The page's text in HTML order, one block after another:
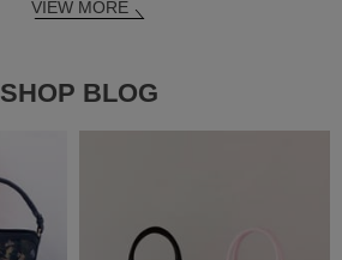
VIEW MORE
SHOP BLOG